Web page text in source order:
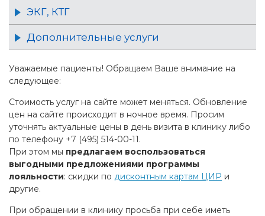
ЭКГ, КТГ
Дополнительные услуги
Уважаемые пациенты! Обращаем Ваше внимание на
следующее:
Стоимость услуг на сайте может меняться. Обновление
цен на сайте происходит в ночное время. Просим
уточнять актуальные цены в день визита в клинику либо
по телефону +7 (495) 514-00-11.
При этом мы предлагаем воспользоваться
выгодными предложениями программы
лояльности: скидки по дисконтным картам ЦИР и
другие.
При обращении в клинику просьба при себе иметь